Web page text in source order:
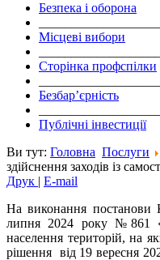
Безпека і оборона
Місцеві вибори
Сторінка профспілки
Безбар’єрність
Публічні інвестиції
Ви тут: Головна Послуги
здійснення заходів із
Друк | E-mail
На виконання постанови
липня 2024 року №861
населення територій, на
рішення від 19 вересня